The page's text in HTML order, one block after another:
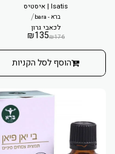
Isatis | איסטיס
ברא - bara /
לכאבי גרון
₪176
₪135
הוסף לסל הקניות